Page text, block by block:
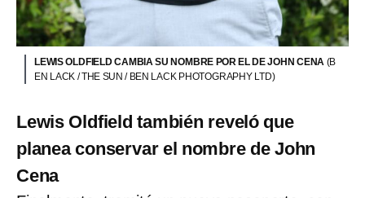
LEWIS OLDFIELD CAMBIA SU NOMBRE POR EL DE JOHN CENA (B
EN LACK / THE SUN / BEN LACK PHOTOGRAPHY LTD)
Lewis Oldfield también reveló que
planea conservar el nombre de John
Cena